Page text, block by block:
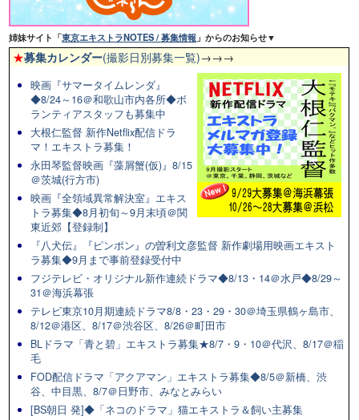
姉妹サイト「東京エキストラNOTES / 募集情報 」からのお知らせ▼
★募集カレンダー(撮影日別募集一覧)→→→
映画『サマータイムレンダ』
◆8/24～16＠和歌山市内各所◆ボ
ランティアスタッフも募集中
大根仁監督 新作Netflix配信ドラ
マ！エキストラ募集！
永田琴監督映画『藻屑蟹(仮)』8/15
＠茨城(行方市)
映画『全領域異常解決室』エキス
トラ募集◆8月初旬～9月末頃＠関
東近郊【登録制】
『八犬伝』『ピンポン』の曽利文彦監督 新作劇場用映画エキスト
ラ募集◆9月まで事前登録受付中
フジテレビ・オリジナル新作連続ドラマ◆8/13・14＠水戸◆8/29～
31＠海浜幕張
テレビ東京10月期連続ドラマ8/8・23・29・30＠埼玉県鶴ヶ島市、
8/12＠港区、8/17＠渋谷区、8/26＠町田市
BLドラマ「青と碧」エキストラ募集★8/7・9・10＠代沢、8/17＠稲
毛
FOD配信ドラマ「アクアマン」エキストラ募集◆8/5＠新橋、渋
谷、中目黒、8/7＠日野市、みなとみらい
[BS朝日 発]◆「ネコのドラマ」猫エキストラ＆飼い主募集